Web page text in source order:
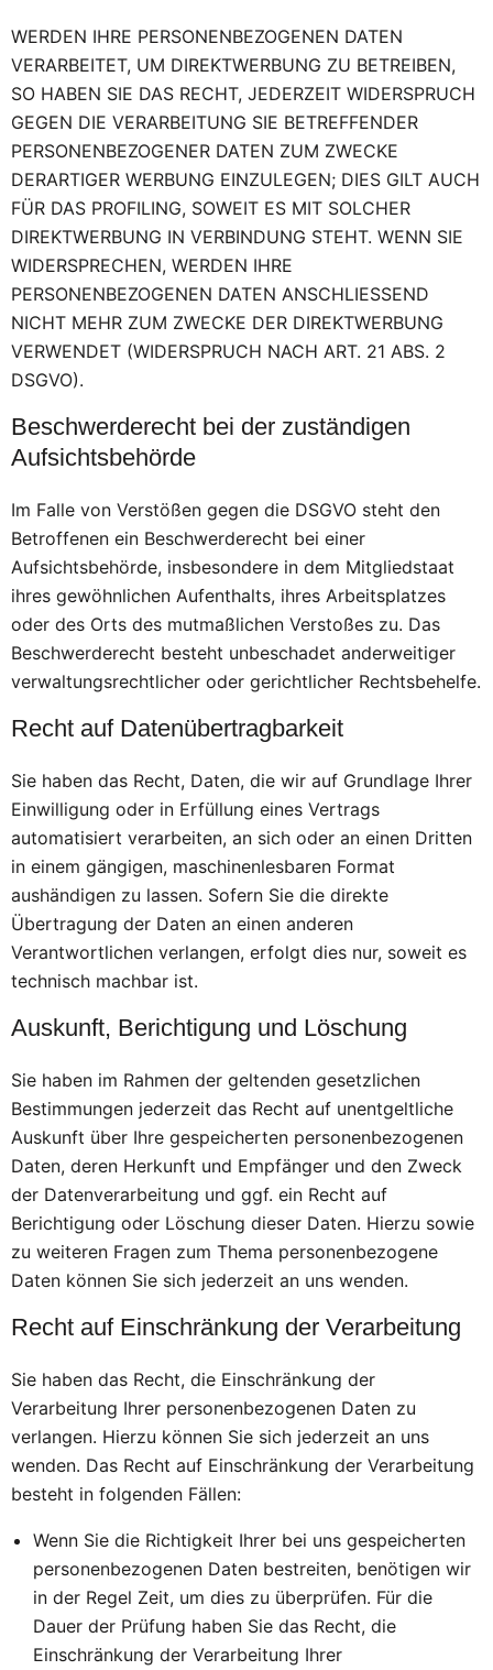
WERDEN IHRE PERSONENBEZOGENEN DATEN
VERARBEITET, UM DIREKTWERBUNG ZU BETREIBEN,
SO HABEN SIE DAS RECHT, JEDERZEIT WIDERSPRUCH
GEGEN DIE VERARBEITUNG SIE BETREFFENDER
PERSONENBEZOGENER DATEN ZUM ZWECKE
DERARTIGER WERBUNG EINZULEGEN; DIES GILT AUCH
FÜR DAS PROFILING, SOWEIT ES MIT SOLCHER
DIREKTWERBUNG IN VERBINDUNG STEHT. WENN SIE
WIDERSPRECHEN, WERDEN IHRE
PERSONENBEZOGENEN DATEN ANSCHLIESSEND
NICHT MEHR ZUM ZWECKE DER DIREKTWERBUNG
VERWENDET (WIDERSPRUCH NACH ART. 21 ABS. 2
DSGVO).
Beschwerde­recht bei der zuständigen
Aufsichts­behörde
Im Falle von Verstößen gegen die DSGVO steht den
Betroffenen ein Beschwerderecht bei einer
Aufsichtsbehörde, insbesondere in dem Mitgliedstaat
ihres gewöhnlichen Aufenthalts, ihres Arbeitsplatzes
oder des Orts des mutmaßlichen Verstoßes zu. Das
Beschwerderecht besteht unbeschadet anderweitiger
verwaltungsrechtlicher oder gerichtlicher Rechtsbehelfe.
Recht auf Daten­übertrag­barkeit
Sie haben das Recht, Daten, die wir auf Grundlage Ihrer
Einwilligung oder in Erfüllung eines Vertrags
automatisiert verarbeiten, an sich oder an einen Dritten
in einem gängigen, maschinenlesbaren Format
aushändigen zu lassen. Sofern Sie die direkte
Übertragung der Daten an einen anderen
Verantwortlichen verlangen, erfolgt dies nur, soweit es
technisch machbar ist.
Auskunft, Berichtigung und Löschung
Sie haben im Rahmen der geltenden gesetzlichen
Bestimmungen jederzeit das Recht auf unentgeltliche
Auskunft über Ihre gespeicherten personenbezogenen
Daten, deren Herkunft und Empfänger und den Zweck
der Datenverarbeitung und ggf. ein Recht auf
Berichtigung oder Löschung dieser Daten. Hierzu sowie
zu weiteren Fragen zum Thema personenbezogene
Daten können Sie sich jederzeit an uns wenden.
Recht auf Einschränkung der Verarbeitung
Sie haben das Recht, die Einschränkung der
Verarbeitung Ihrer personenbezogenen Daten zu
verlangen. Hierzu können Sie sich jederzeit an uns
wenden. Das Recht auf Einschränkung der Verarbeitung
besteht in folgenden Fällen:
Wenn Sie die Richtigkeit Ihrer bei uns gespeicherten
personenbezogenen Daten bestreiten, benötigen wir
in der Regel Zeit, um dies zu überprüfen. Für die
Dauer der Prüfung haben Sie das Recht, die
Einschränkung der Verarbeitung Ihrer